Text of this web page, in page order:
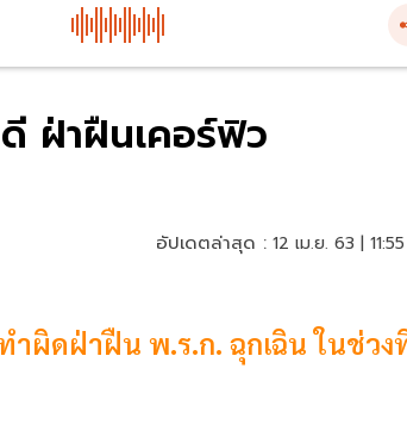
ฝ่าฝืนเคอร์ฟิว
อัปเดตล่าสุด : 12 เม.ย. 63 |
ำผิดฝ่าฝืน พ.ร.ก. ฉุกเฉิน ในช่วง